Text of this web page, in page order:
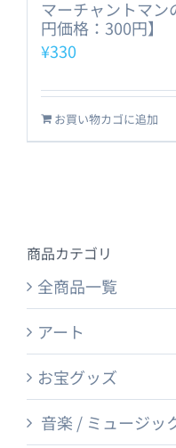
マーチャントマン
円価格：300円】
¥330
お買い物カゴに追加
商品カテゴリ
全商品一覧
アート
お宝グッズ
音楽 / ミュージッ